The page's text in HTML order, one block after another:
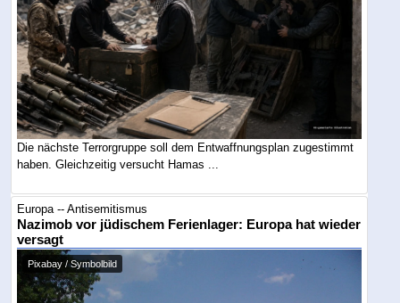
Die nächste Terrorgruppe soll dem Entwaffnungsplan zugestimmt
haben. Gleichzeitig versucht Hamas ...
Europa -- Antisemitismus
Nazimob vor jüdischem Ferienlager: Europa hat wieder
versagt
Pixabay / Symbolbild